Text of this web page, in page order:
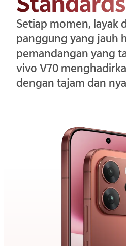
Setiap momen, layak
panggung yang jauh
pemandangan yang
vivo V70
dengan tajam dan